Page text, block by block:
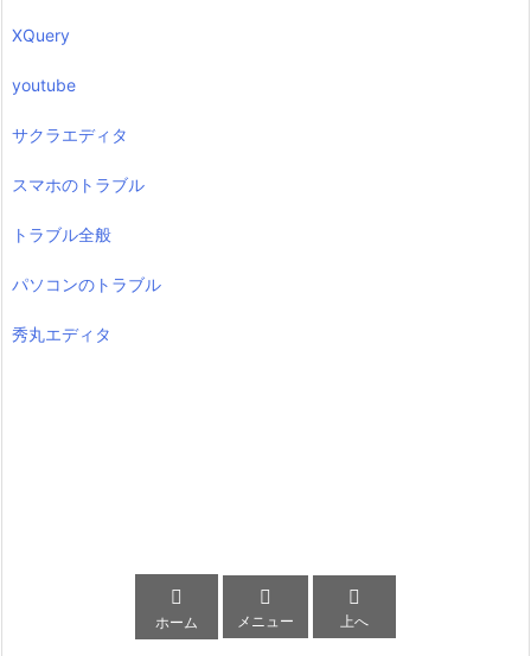
XQuery
youtube
サクラエディタ
スマホのトラブル
トラブル全般
パソコンのトラブル
秀丸エディタ

ホーム

メニュー

上へ